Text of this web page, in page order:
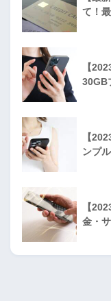
て！
【
30GB
【
ンプ
【
金・